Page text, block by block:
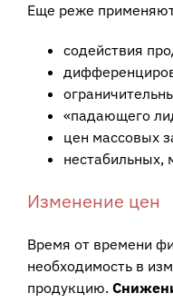
Еще реже
содействия
«падающего
цен массовых
Изменение цен
Время от времени
необходимость в
продукцию.